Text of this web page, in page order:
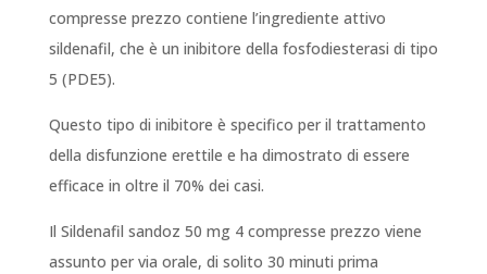
compresse prezzo contiene l’ingrediente attivo
sildenafil, che è un inibitore della fosfodiesterasi di tipo
5 (PDE5).
Questo tipo di inibitore è specifico per il trattamento
della disfunzione erettile e ha dimostrato di essere
efficace in oltre il 70% dei casi.
Il Sildenafil sandoz 50 mg 4 compresse prezzo viene
assunto per via orale, di solito 30 minuti prima